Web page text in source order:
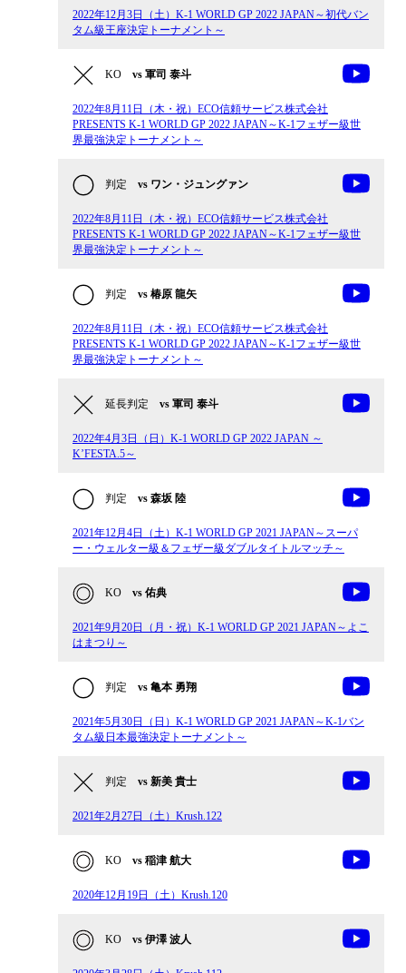
2022年12月3日（土）K-1 WORLD GP 2022 JAPAN～初代バン
タム級王座決定トーナメント～
KO vs 軍司 泰斗
2022年8月11日（木・祝）ECO信頼サービス株式会社
PRESENTS K-1 WORLD GP 2022 JAPAN～K-1フェザー級世
界最強決定トーナメント～
判定 vs ワン・ジュングァン
2022年8月11日（木・祝）ECO信頼サービス株式会社
PRESENTS K-1 WORLD GP 2022 JAPAN～K-1フェザー級世
界最強決定トーナメント～
判定 vs 椿原 龍矢
2022年8月11日（木・祝）ECO信頼サービス株式会社
PRESENTS K-1 WORLD GP 2022 JAPAN～K-1フェザー級世
界最強決定トーナメント～
延長判定 vs 軍司 泰斗
2022年4月3日（日）K-1 WORLD GP 2022 JAPAN ～
K’FESTA.5～
判定 vs 森坂 陸
2021年12月4日（土）K-1 WORLD GP 2021 JAPAN～スーパ
ー・ウェルター級＆フェザー級ダブルタイトルマッチ～
KO vs 佑典
2021年9月20日（月・祝）K-1 WORLD GP 2021 JAPAN～よこ
はまつり～
判定 vs 亀本 勇翔
2021年5月30日（日）K-1 WORLD GP 2021 JAPAN～K-1バン
タム級日本最強決定トーナメント～
判定 vs 新美 貴士
2021年2月27日（土）Krush.122
KO vs 稲津 航大
2020年12月19日（土）Krush.120
KO vs 伊澤 波人